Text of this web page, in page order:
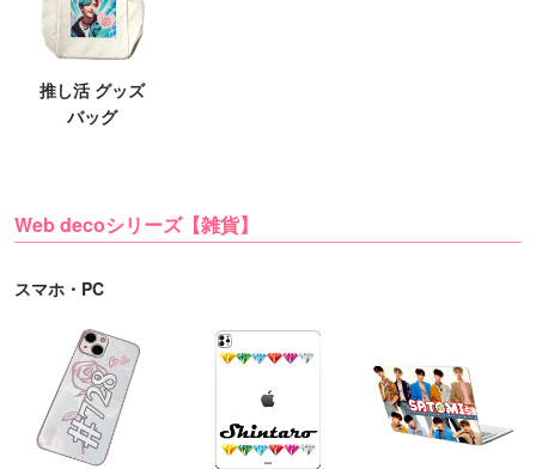
推し活 グッズ
バッグ
Web decoシリーズ【雑貨】
スマホ・PC